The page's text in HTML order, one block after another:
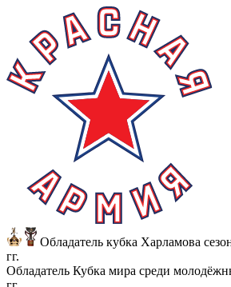
Обладатель кубка Харламова
гг.
Обладатель Кубка мира среди